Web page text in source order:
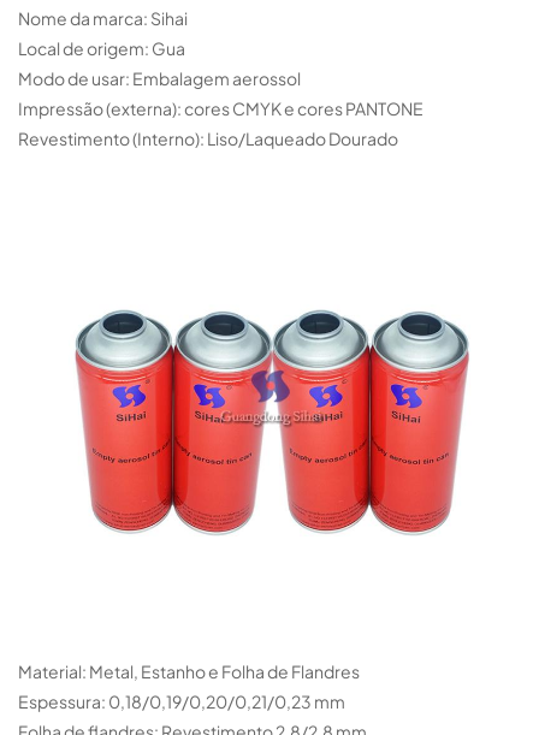
Nome da marca: Sihai
Local de origem: Gua
Modo de usar: Embalagem aerossol
Impressão (externa): cores CMYK e cores PANTONE
Revestimento (Interno): Liso/Laqueado Dourado
Material: Metal, Estanho e Folha de Flandres
Espessura: 0,18/0,19/0,20/0,21/0,23 mm